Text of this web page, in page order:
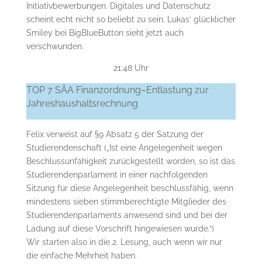
Initiativbewerbungen. Digitales und Datenschutz
scheint echt nicht so beliebt zu sein. Lukas‘ glücklicher
Smiley bei BigBlueButton sieht jetzt auch
verschwunden.
21:48 Uhr
TOP 7 SÄA Finanzordnung–Entlastung zur
Jahreshaushaltsrechnung
Felix verweist auf §9 Absatz 5 der Satzung der
Studierendenschaft („Ist eine Angelegenheit wegen
Beschlussunfähigkeit zurückgestellt worden, so ist das
Studierendenparlament in einer nachfolgenden
Sitzung für diese Angelegenheit beschlussfähig, wenn
mindestens sieben stimmberechtigte Mitglieder des
Studierendenparlaments anwesend sind und bei der
Ladung auf diese Vorschrift hingewiesen wurde.“)
Wir starten also in die 2. Lesung, auch wenn wir nur
die einfache Mehrheit haben.